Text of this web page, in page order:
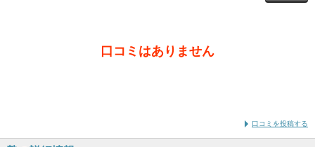
口コミはありません
口コミを投稿する